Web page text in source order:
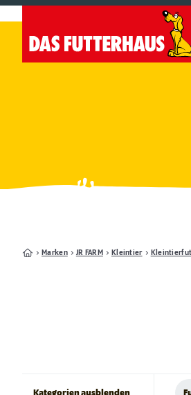
Marken JR FARM Kleintier
Kategorien ausblenden